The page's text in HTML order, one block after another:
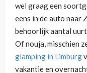
wel graag een
eens in de auto naar
behoorlijk aantal
Of nouja, misschien
glamping in Limburg
vakantie en